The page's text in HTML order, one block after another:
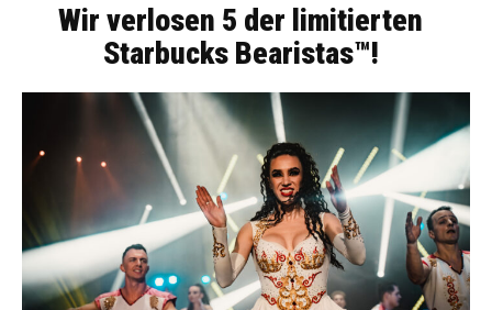
Wir verlosen 5 der limitierten
Starbucks Bearistas™!